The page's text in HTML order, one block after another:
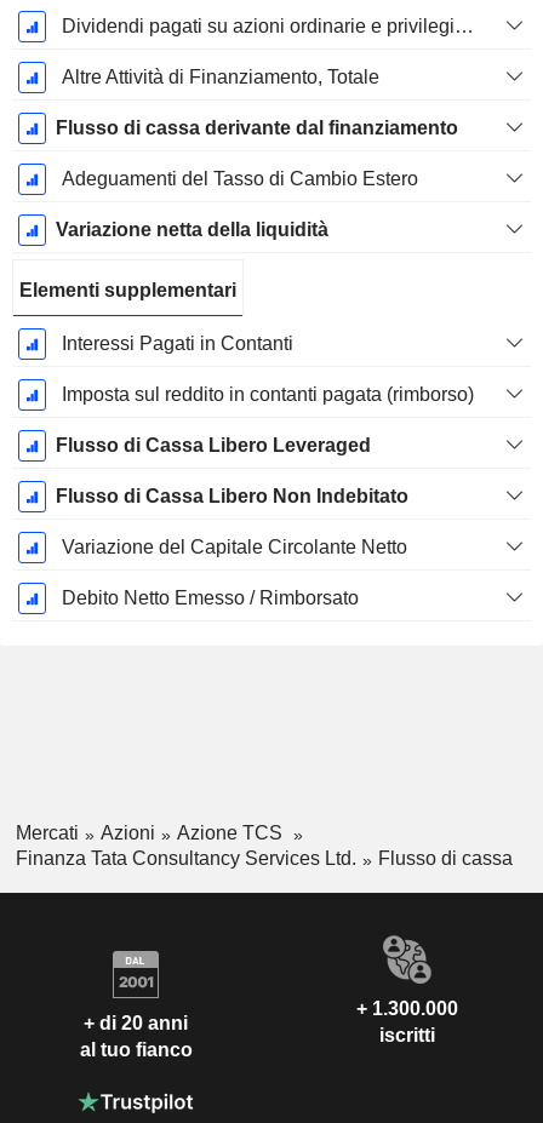
Dividendi pagati su azioni ordinarie e privilegiate
Altre Attività di Finanziamento, Totale
Flusso di cassa derivante dal finanziamento
Adeguamenti del Tasso di Cambio Estero
Variazione netta della liquidità
Elementi supplementari
Interessi Pagati in Contanti
Imposta sul reddito in contanti pagata (rimborso)
Flusso di Cassa Libero Leveraged
Flusso di Cassa Libero Non Indebitato
Variazione del Capitale Circolante Netto
Debito Netto Emesso / Rimborsato
Mercati Azioni
Azione TCS
Finanza Tata Consultancy Services Ltd.
Flusso di cassa
+ di 20 anni
al tuo fianco
+ 1.300.000
iscritti